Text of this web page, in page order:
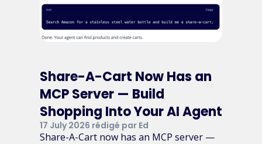
Share-A-Cart Now Has an
MCP Server — Build
Shopping Into Your AI Agent
17 July 2026 rédigé par Ed
Share-A-Cart now has an MCP server —